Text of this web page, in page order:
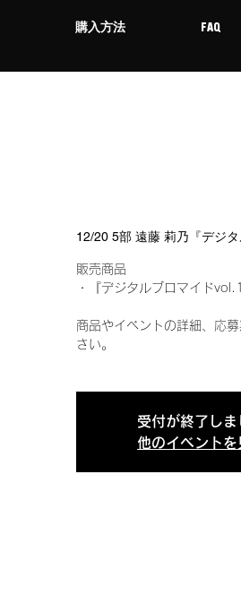
購入方法 FAQ
12/20 5部 遠藤 莉乃『デジ
販売商品
・『デジタルブロマイド
商品やイベントの詳細、応
さい。
受付が終了しま
他のイベントを